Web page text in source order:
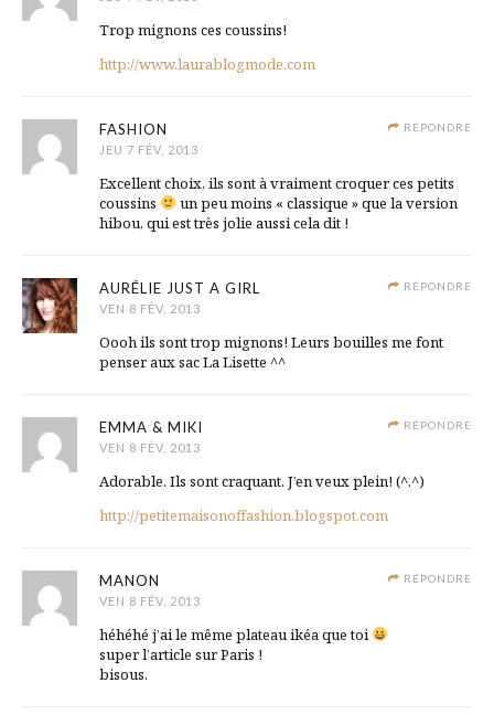
Trop mignons ces coussins!
http://www.laurablogmode.com
RÉPONDRE
FASHION
JEU 7 FÉV, 2013
Excellent choix, ils sont à vraiment croquer ces petits
coussins
un peu moins « classique » que la version
hibou, qui est très jolie aussi cela dit !
RÉPONDRE
AURÉLIE JUST A GIRL
VEN 8 FÉV, 2013
Oooh ils sont trop mignons! Leurs bouilles me font
penser aux sac La Lisette ^^
RÉPONDRE
EMMA & MIKI
VEN 8 FÉV, 2013
Adorable. Ils sont craquant. J’en veux plein! (^.^)
http://petitemaisonoffashion.blogspot.com
RÉPONDRE
MANON
VEN 8 FÉV, 2013
héhéhé j’ai le même plateau ikéa que toi
super l’article sur Paris !
bisous.